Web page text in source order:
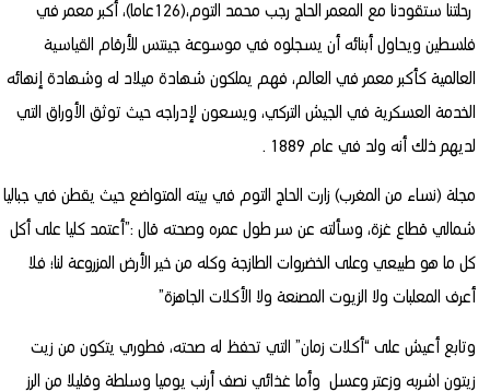
رحلتنا ستقودنا مع المعمر الحاج رجب محمد التوم،(126عاما)، أكبر معمر في
فلسطين ويحاول أبنائه أن يسجلوه في موسوعة جينتس للأرقام القياسية
العالمية كأكبر معمر في العالم، فهم يملكون شهادة ميلاد له وشهادة إنهائه
الخدمة العسكرية في الجيش التركي، ويسعون لإدراجه حيث توثق الأوراق التي
لديهم ذلك أنه ولد في عام 1889 .
مجلة (نساء من المغرب) زارت الحاج التوم في بيته المتواضع حيث يقطن في جباليا
شمالي قطاع غزة، وسألته عن سر طول عمره وصحته قال :”أعتمد كليا على أكل
كل ما هو طبيعي وعلى الخضروات الطازجة وكله من خير الأرض المزروعة لنا؛ فلا
أعرف المعلبات ولا الزيوت المصنعة ولا الأكلات الجاهزة”
وتابع أعيش على “أكلات زمان” التي تحفظ له صحته، فطوري يتكون من زيت
زيتون اشربه وزعتر وعسل وأما غذائي نصف أرنب يوميا وسلطة وقليلا من الرز